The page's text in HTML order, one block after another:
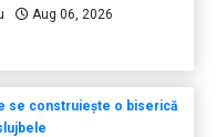
Aug 06, 2026
se construiește o biserică